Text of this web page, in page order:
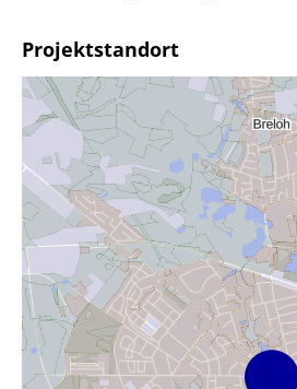
Projektstandort